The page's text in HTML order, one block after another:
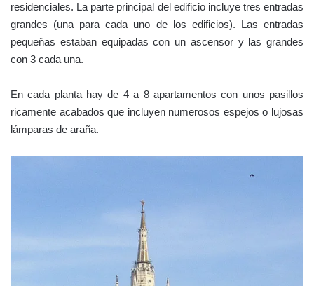
residenciales. La parte principal del edificio incluye tres entradas
grandes (una para cada uno de los edificios). Las entradas
pequeñas estaban equipadas con un ascensor y las grandes
con 3 cada una.
En cada planta hay de 4 a 8 apartamentos con unos pasillos
ricamente acabados que incluyen numerosos espejos o lujosas
lámparas de araña.